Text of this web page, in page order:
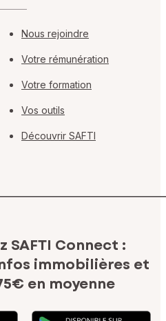
Nous rejoindre
Votre rémunération
Votre formation
Vos outils
Découvrir SAFTI
SAFTI Connect :
immobilières et
en moyenne